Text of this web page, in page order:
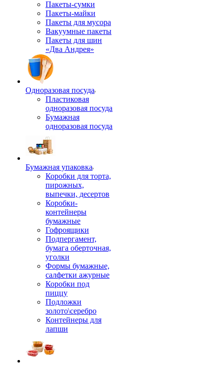
Пакеты-сумки
Пакеты-майки
Пакеты для мусора
Вакуумные пакеты
Пакеты для шин
«Два Андрея»
Одноразовая посуда
Пластиковая
одноразовая посуда
Бумажная
одноразовая посуда
Бумажная упаковка
Коробки для торта,
пирожных,
выпечки, десертов
Коробки-
контейнеры
бумажные
Гофроящики
Подпергамент,
бумага оберточная,
уголки
Формы бумажные,
салфетки ажурные
Коробки под
пиццу
Подложки
золото\серебро
Контейнеры для
лапши